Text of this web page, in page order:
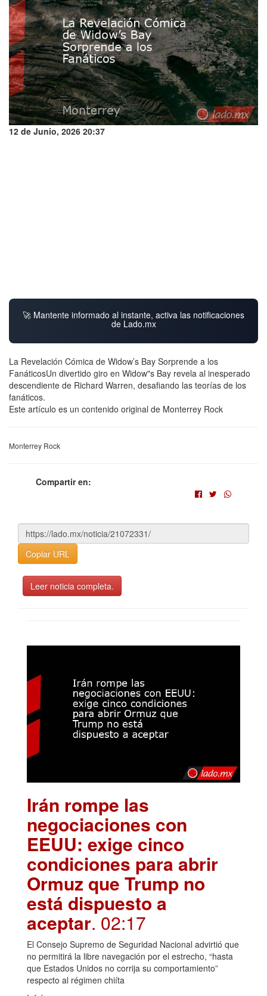
12 de Junio, 2026 20:37
🚀 Mantente informado al instante, activa las notificaciones
de Lado.mx
La Revelación Cómica de Widow’s Bay Sorprende a los
FanáticosUn divertido giro en Widow"s Bay revela al inesperado
descendiente de Richard Warren, desafiando las teorías de los
fanáticos.
Este artículo es un contenido original de Monterrey Rock
Monterrey Rock
Compartir en:
Copiar URL
Leer noticia completa.
Irán rompe las
negociaciones con
EEUU: exige cinco
condiciones para abrir
Ormuz que Trump no
está dispuesto a
aceptar. 02:17
El Consejo Supremo de Seguridad Nacional advirtió que
no permitirá la libre navegación por el estrecho, “hasta
que Estados Unidos no corrija su comportamiento”
respecto al régimen chiíta